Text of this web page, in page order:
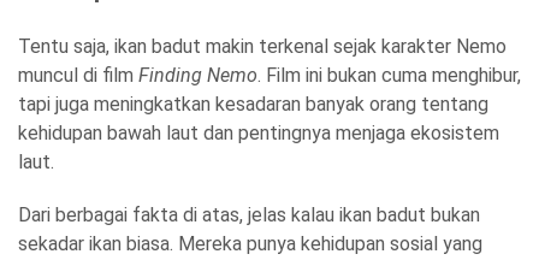
Tentu saja, ikan badut makin terkenal sejak karakter Nemo
muncul di film Finding Nemo. Film ini bukan cuma menghibur,
tapi juga meningkatkan kesadaran banyak orang tentang
kehidupan bawah laut dan pentingnya menjaga ekosistem
laut.
Dari berbagai fakta di atas, jelas kalau ikan badut bukan
sekadar ikan biasa. Mereka punya kehidupan sosial yang